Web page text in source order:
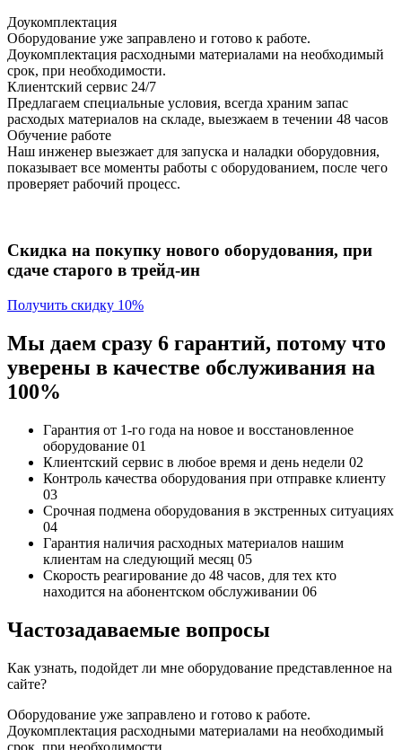
Доукомплектация
Оборудование уже заправлено и готово к работе.
Доукомплектация расходными материалами на необходимый
срок, при необходимости.
Клиентский сервис 24/7
Предлагаем специальные условия, всегда храним запас
расходых материалов на складе, выезжаем в течении 48 часов
Обучение работе
Наш инженер выезжает для запуска и наладки оборудовния,
показывает все моменты работы с оборудованием, после чего
проверяет рабочий процесс.
Скидка на покупку нового оборудования, при
сдаче старого в трейд-ин
Получить скидку 10%
Мы даем сразу 6 гарантий, потому что
уверены в качестве обслуживания на
100%
Гарантия от 1-го года на новое и восстановленное
оборудование 01
Клиентский сервис в любое время и день недели 02
Контроль качества оборудования при отправке клиенту
03
Срочная подмена оборудования в экстренных ситуациях
04
Гарантия наличия расходных материалов нашим
клиентам на следующий месяц 05
Скорость реагирование до 48 часов, для тех кто
находится на абонентском обслуживании 06
Частозадаваемые вопросы
Как узнать, подойдет ли мне оборудование представленное на
сайте?
Оборудование уже заправлено и готово к работе.
Доукомплектация расходными материалами на необходимый
срок, при необходимости.